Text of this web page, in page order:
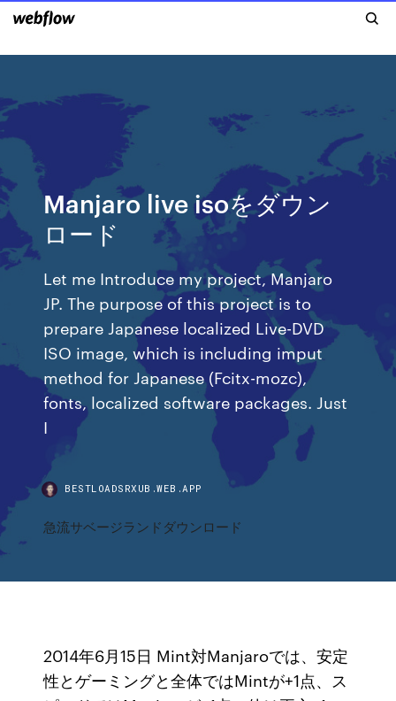
Manjaro live isoをダウン
ロード
Let me Introduce my project, Manjaro
JP. The purpose of this project is to
prepare Japanese localized Live-DVD
ISO image, which is including imput
method for Japanese (Fcitx-mozc),
fonts, localized software packages. Just
I
BESTLOADSRXUB.WEB.APP
急流サベージランドダウンロード
2014年6月15日 Mint対Manjaroでは、安定
性とゲーミングと全体ではMintが+1点、ス